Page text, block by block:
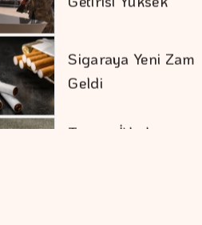
Geldi
Trump İthal
Polisilikona Yüzde 15